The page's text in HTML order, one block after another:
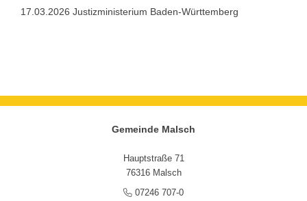
17.03.2026 Justizministerium Baden-Württemberg
Gemeinde Malsch
Hauptstraße 71
76316 Malsch
07246 707-0